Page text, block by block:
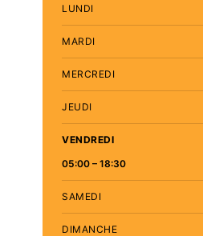
LUNDI
MARDI
MERCREDI
JEUDI
VENDREDI
05:00 – 18:30
SAMEDI
DIMANCHE